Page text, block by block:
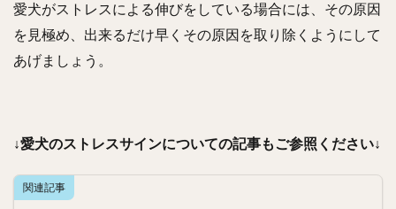
愛犬がストレスによる伸びをしている場合には、その原因
を見極め、出来るだけ早くその原因を取り除くようにして
あげましょう。
↓愛犬のストレスサインについての記事もご参照ください↓
関連記事